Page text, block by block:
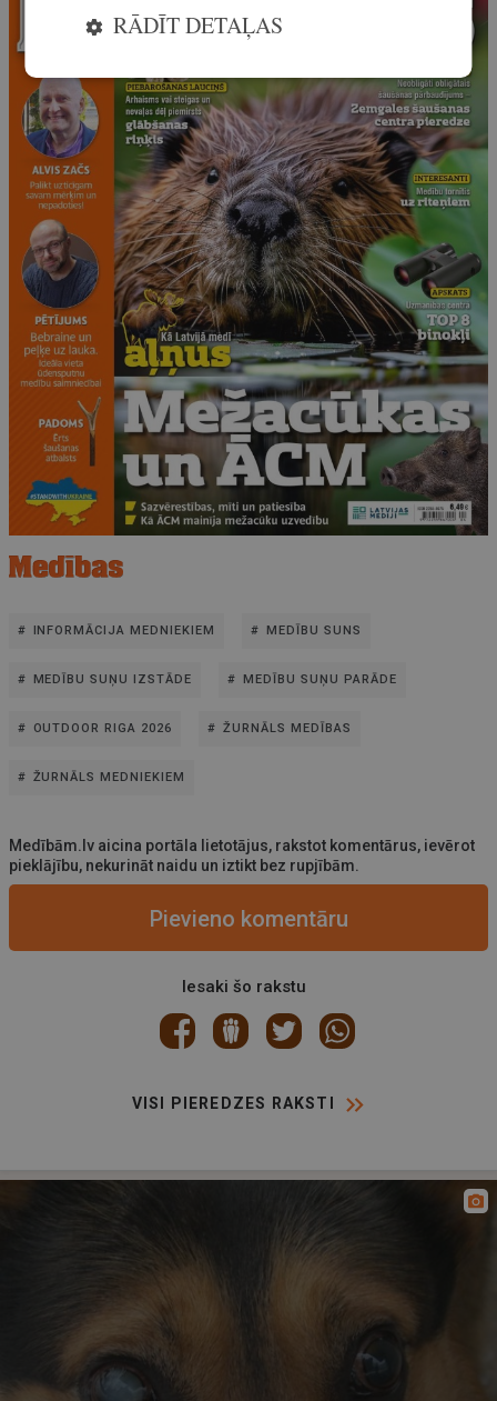
INFORMĀCIJA MEDNIEKIEM MEDĪBU SUNS
MEDĪBU SUŅU IZSTĀDE MEDĪBU SUŅU PARĀDE
OUTDOOR RIGA 2026 ŽURNĀLS MEDĪBAS
ŽURNĀLS MEDNIEKIEM
Medībām.lv aicina portāla lietotājus, rakstot komentārus, ievērot
pieklājību, nekurināt naidu un iztikt bez rupjībām.
Pievieno komentāru
Iesaki šo rakstu
VISI PIEREDZES RAKSTI
RĀDĪT DETAĻAS